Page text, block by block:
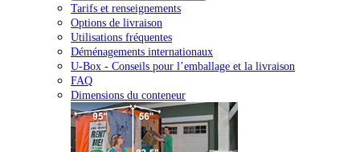
Tarifs et renseignements
Options de livraison
Utilisations fréquentes
Déménagements internationaux
U-Box - Conseils pour l’emballage et la livraison
FAQ
Dimensions du conteneur